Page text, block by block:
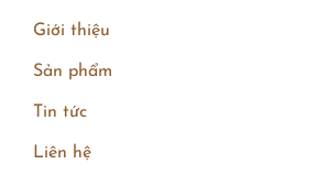
Giới thiệu
Sản phẩm
Tin tức
Liên hệ